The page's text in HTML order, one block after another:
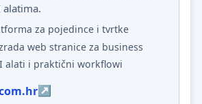
alatima.
za pojedince i tvrtke
web stranice za business
alati i praktični workflowi